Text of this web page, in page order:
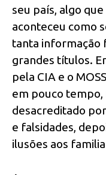
seu país, algo
aconteceu como
tanta informação
grandes títulos.
pela CIA e o
em pouco
desacreditado
e falsidades,
ilusões aos